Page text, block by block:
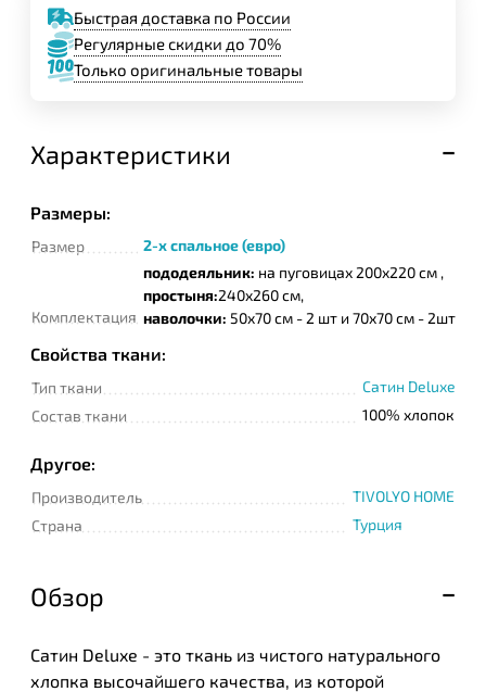
Быстрая доставка по России
Регулярные скидки до 70%
Только оригинальные товары
Характеристики
Размеры:
Размер 2-х спальное (евро)
Комплектация
пододеяльник: на пуговицах 200x220 см ,
простыня:240x260 см,
наволочки: 50x70 см - 2 шт и 70х70 см - 2шт
Свойства ткани:
Тип ткани
Сатин Deluxe
Состав ткани
100% хлопок
Другое:
Производитель
TIVOLYO HOME
Страна
Турция
Обзор
Сатин Deluxe - это ткань из чистого натурального
хлопка высочайшего качества, из которой